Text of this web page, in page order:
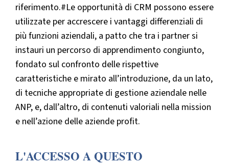
riferimento.#Le opportunità di CRM possono essere
utilizzate per accrescere i vantaggi differenziali di
più funzioni aziendali, a patto che tra i partner si
instauri un percorso di apprendimento congiunto,
fondato sul confronto delle rispettive
caratteristiche e mirato all’introduzione, da un lato,
di tecniche appropriate di gestione aziendale nelle
ANP, e, dall’altro, di contenuti valoriali nella mission
e nell’azione delle aziende profit.
L'ACCESSO A QUESTO